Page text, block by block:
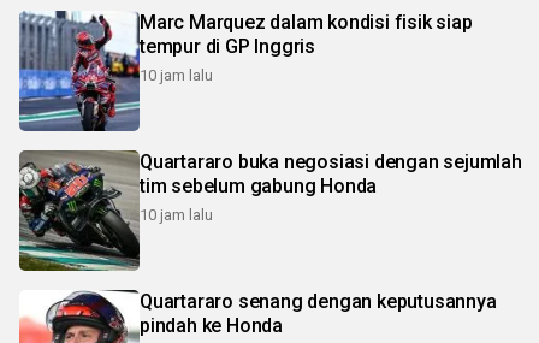
Marc Marquez dalam kondisi fisik siap
tempur di GP Inggris
10 jam lalu
Quartararo buka negosiasi dengan sejumlah
tim sebelum gabung Honda
10 jam lalu
Quartararo senang dengan keputusannya
pindah ke Honda